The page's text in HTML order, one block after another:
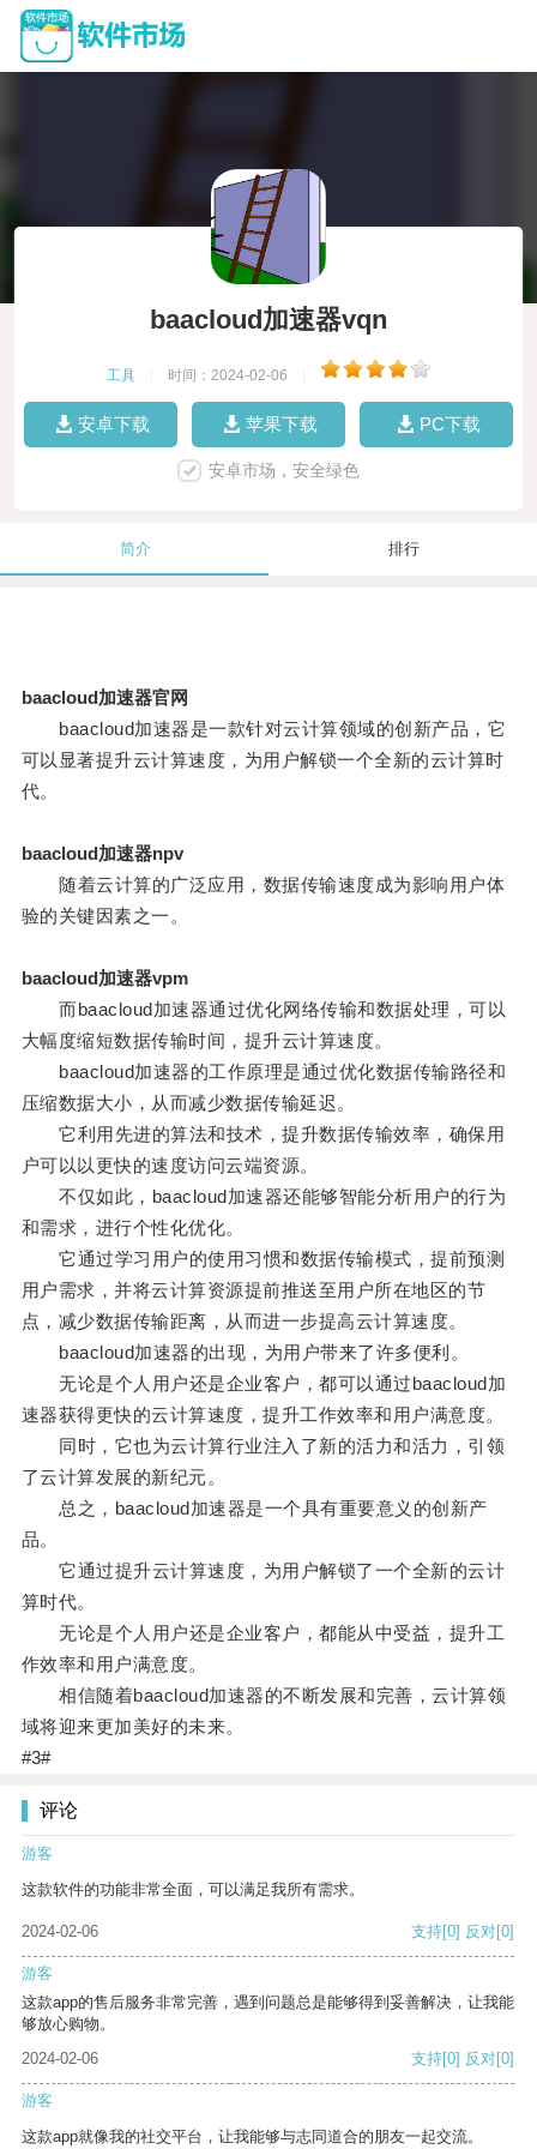
baacloud加速器vqn
工具 时间：2024-02-06
安卓下载 苹果下载 PC下载
安卓市场，安全绿色
简介 排行
baacloud加速器官网
baacloud加速器是一款针对云计算领域的创新产品，它
可以显著提升云计算速度，为用户解锁一个全新的云计算时
代。
baacloud加速器npv
随着云计算的广泛应用，数据传输速度成为影响用户体
验的关键因素之一。
baacloud加速器vpm
而baacloud加速器通过优化网络传输和数据处理，可以
大幅度缩短数据传输时间，提升云计算速度。
baacloud加速器的工作原理是通过优化数据传输路径和
压缩数据大小，从而减少数据传输延迟。
它利用先进的算法和技术，提升数据传输效率，确保用
户可以以更快的速度访问云端资源。
不仅如此，baacloud加速器还能够智能分析用户的行为
和需求，进行个性化优化。
它通过学习用户的使用习惯和数据传输模式，提前预测
用户需求，并将云计算资源提前推送至用户所在地区的节
点，减少数据传输距离，从而进一步提高云计算速度。
baacloud加速器的出现，为用户带来了许多便利。
无论是个人用户还是企业客户，都可以通过baacloud加
速器获得更快的云计算速度，提升工作效率和用户满意度。
同时，它也为云计算行业注入了新的活力和活力，引领
了云计算发展的新纪元。
总之，baacloud加速器是一个具有重要意义的创新产
品。
它通过提升云计算速度，为用户解锁了一个全新的云计
算时代。
无论是个人用户还是企业客户，都能从中受益，提升工
作效率和用户满意度。
相信随着baacloud加速器的不断发展和完善，云计算领
域将迎来更加美好的未来。
#3#
评论
游客
这款软件的功能非常全面，可以满足我所有需求。
2024-02-06 支持[0] 反对[0]
游客
这款app的售后服务非常完善，遇到问题总是能够得到妥善解决，让我能
够放心购物。
2024-02-06
支持[0] 反对[0]
游客
这款app就像我的社交平台，让我能够与志同道合的朋友一起交流。